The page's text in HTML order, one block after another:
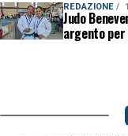
REDAZIONE
Judo
argento per